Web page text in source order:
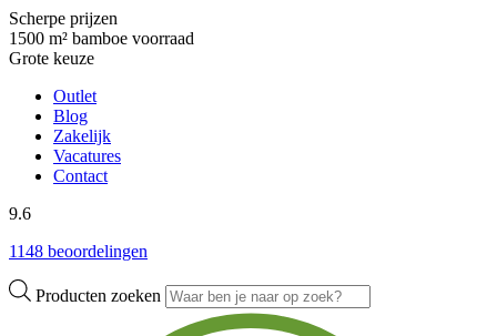
Scherpe prijzen
1500 m² bamboe voorraad
Grote keuze
Outlet
Blog
Zakelijk
Vacatures
Contact
9.6
1148 beoordelingen
Producten zoeken